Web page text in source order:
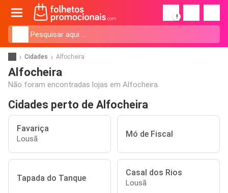
!
Cidades Alfocheira
Alfocheira
Não foram encontradas lojas em Alfocheira.
Cidades perto de Alfocheira
Favariça
Lousã Mó de Fiscal
Tapada do Tanque
Casal dos Rios
Lousã